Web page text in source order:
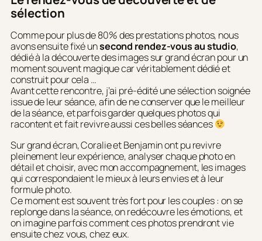
sélection
Comme pour plus de 80% des prestations photos, nous
avons ensuite fixé unsecond rendez-vous au studio,
dédié à la découverte des images sur grand écran pour un
moment souvent magique car véritablement dédié et
construit pour cela …
Avant cette rencontre, j’ai pré-édité une sélection soignée
issue de leur séance, afin de ne conserver que le meilleur
de la séance, et parfois garder quelques photos qui
racontent et fait revivre aussi ces belles séances
Sur grand écran, Coralie et Benjamin ont pu revivre
pleinement leur expérience, analyser chaque photo en
détail et choisir, avec mon accompagnement, les images
qui correspondaient le mieux à leurs envies et à leur
formule photo.
Ce moment est souvent très fort pour les couples : on se
replonge dans la séance, on redécouvre les émotions, et
on imagine parfois comment ces photos prendront vie
ensuite chez vous, chez eux.